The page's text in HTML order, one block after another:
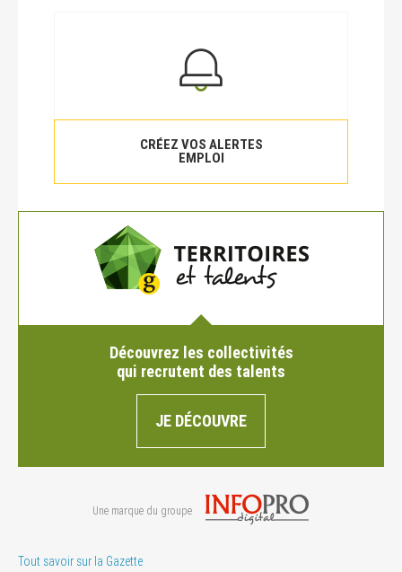
CRÉEZ VOS ALERTES
EMPLOI
Découvrez les collectivités
qui recrutent des talents
JE DÉCOUVRE
Une marque du groupe
Tout savoir sur la Gazette